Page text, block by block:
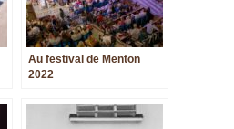
Au festival de Menton
2022